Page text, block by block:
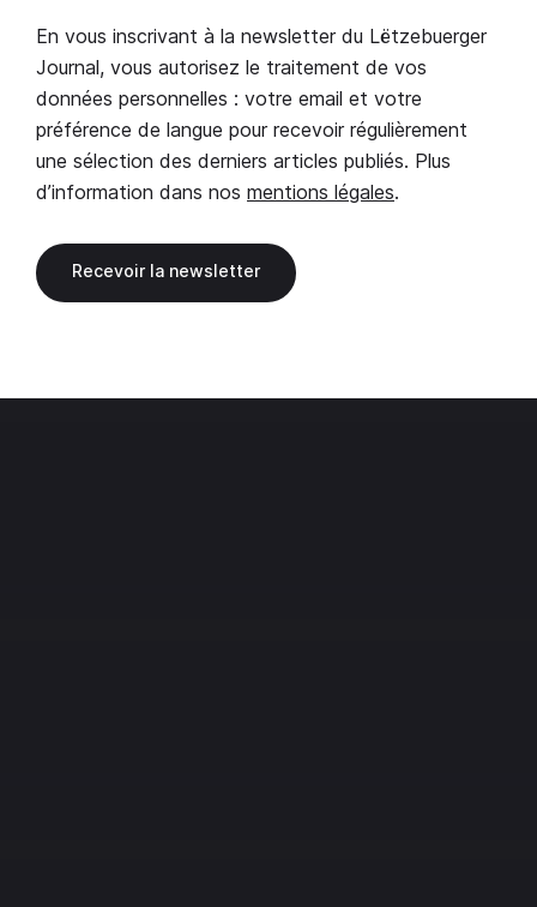
En vous inscrivant à la newsletter du Lëtzebuerger
Journal, vous autorisez le traitement de vos
données personnelles : votre email et votre
préférence de langue pour recevoir régulièrement
une sélection des derniers articles publiés. Plus
d’information dans nos mentions légales.